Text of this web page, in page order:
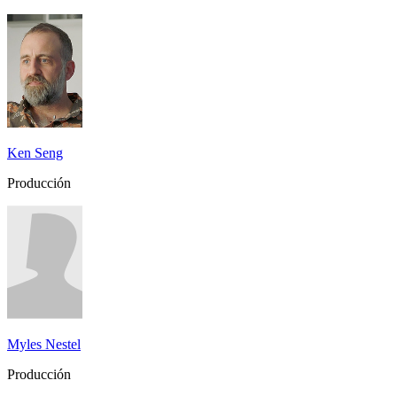
Ken Seng
Producción
Myles Nestel
Producción